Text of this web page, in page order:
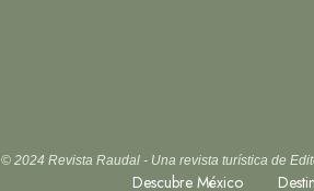
© 2024 Revista Raudal - Una revista turística de
Descubre México